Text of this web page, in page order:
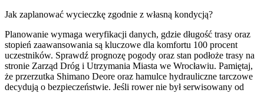
Jak zaplanować wycieczkę zgodnie z własną kondycją?
Planowanie wymaga weryfikacji danych, gdzie długość trasy oraz
stopień zaawansowania są kluczowe dla komfortu 100 procent
uczestników. Sprawdź prognozę pogody oraz stan podłoże trasy na
stronie Zarząd Dróg i Utrzymania Miasta we Wrocławiu. Pamiętaj,
że przerzutka Shimano Deore oraz hamulce hydrauliczne tarczowe
decydują o bezpieczeństwie. Jeśli rower nie był serwisowany od